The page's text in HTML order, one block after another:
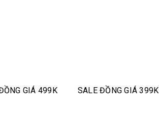
GIÁ 499K SALE ĐỒNG GIÁ 399K